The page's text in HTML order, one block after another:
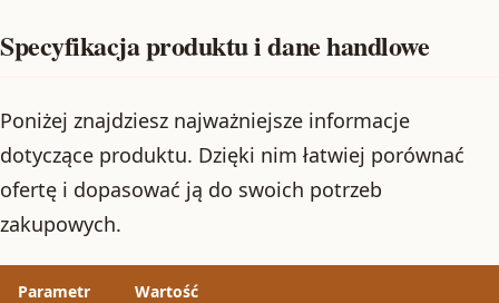
Specyfikacja produktu i dane handlowe
Poniżej znajdziesz najważniejsze informacje
dotyczące produktu. Dzięki nim łatwiej porównać
ofertę i dopasować ją do swoich potrzeb
zakupowych.
Parametr Wartość